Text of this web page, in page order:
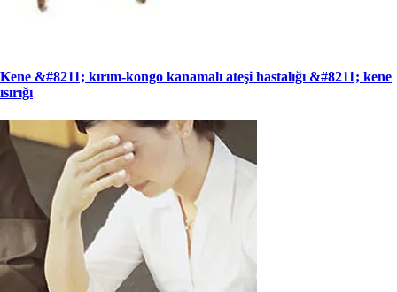
Kene &#8211; kırım-kongo kanamalı ateşi hastalığı &#8211; kene
ısırığı